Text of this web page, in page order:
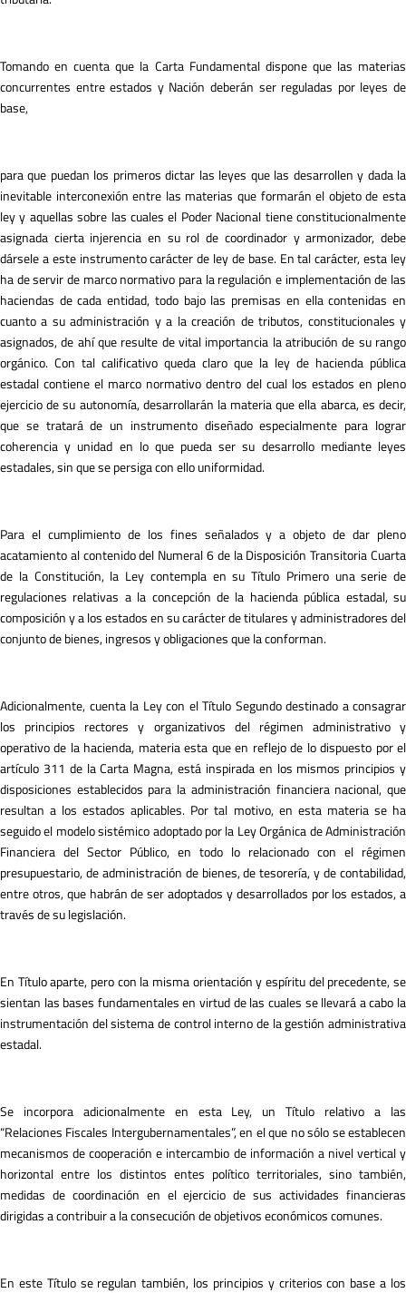
Tomando en cuenta que la Carta Fundamental dispone que las materias
concurrentes entre estados y Nación deberán ser reguladas por leyes de
base,
para que puedan los primeros dictar las leyes que las desarrollen y dada la
inevitable interconexión entre las materias que formarán el objeto de esta
ley y aquellas sobre las cuales el Poder Nacional tiene constitucionalmente
asignada cierta injerencia en su rol de coordinador y armonizador, debe
dársele a este instrumento carácter de ley de base. En tal carácter, esta ley
ha de servir de marco normativo para la regulación e implementación de las
haciendas de cada entidad, todo bajo las premisas en ella contenidas en
cuanto a su administración y a la creación de tributos, constitucionales y
asignados, de ahí que resulte de vital importancia la atribución de su rango
orgánico. Con tal calificativo queda claro que la ley de hacienda pública
estadal contiene el marco normativo dentro del cual los estados en pleno
ejercicio de su autonomía, desarrollarán la materia que ella abarca, es decir,
que se tratará de un instrumento diseñado especialmente para lograr
coherencia y unidad en lo que pueda ser su desarrollo mediante leyes
estadales, sin que se persiga con ello uniformidad.
Para el cumplimiento de los fines señalados y a objeto de dar pleno
acatamiento al contenido del Numeral 6 de la Disposición Transitoria Cuarta
de la Constitución, la Ley contempla en su Título Primero una serie de
regulaciones relativas a la concepción de la hacienda pública estadal, su
composición y a los estados en su carácter de titulares y administradores del
conjunto de bienes, ingresos y obligaciones que la conforman.
Adicionalmente, cuenta la Ley con el Título Segundo destinado a consagrar
los principios rectores y organizativos del régimen administrativo y
operativo de la hacienda, materia esta que en reflejo de lo dispuesto por el
artículo 311 de la Carta Magna, está inspirada en los mismos principios y
disposiciones establecidos para la administración financiera nacional, que
resultan a los estados aplicables. Por tal motivo, en esta materia se ha
seguido el modelo sistémico adoptado por la Ley Orgánica de Administración
Financiera del Sector Público, en todo lo relacionado con el régimen
presupuestario, de administración de bienes, de tesorería, y de contabilidad,
entre otros, que habrán de ser adoptados y desarrollados por los estados, a
través de su legislación.
En Título aparte, pero con la misma orientación y espíritu del precedente, se
sientan las bases fundamentales en virtud de las cuales se llevará a cabo la
instrumentación del sistema de control interno de la gestión administrativa
estadal.
Se incorpora adicionalmente en esta Ley, un Título relativo a las
“Relaciones Fiscales Intergubernamentales”, en el que no sólo se establecen
mecanismos de cooperación e intercambio de información a nivel vertical y
horizontal entre los distintos entes político territoriales, sino también,
medidas de coordinación en el ejercicio de sus actividades financieras
dirigidas a contribuir a la consecución de objetivos económicos comunes.
En este Título se regulan también, los principios y criterios con base a los